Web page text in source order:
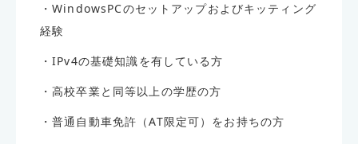
・WindowsPCのセットアップおよびキッティング
経験
・IPv4の基礎知識を有している方
・高校卒業と同等以上の学歴の方
・普通自動車免許（AT限定可）をお持ちの方